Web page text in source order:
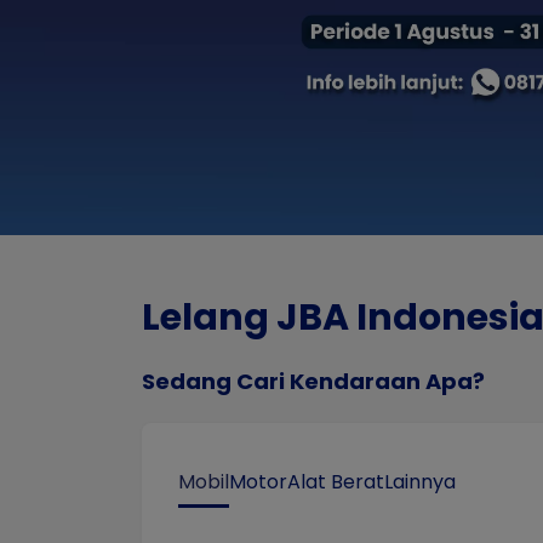
Lelang JBA Indonesia
Sedang Cari Kendaraan Apa?
MobilMotorAlat BeratLainnya